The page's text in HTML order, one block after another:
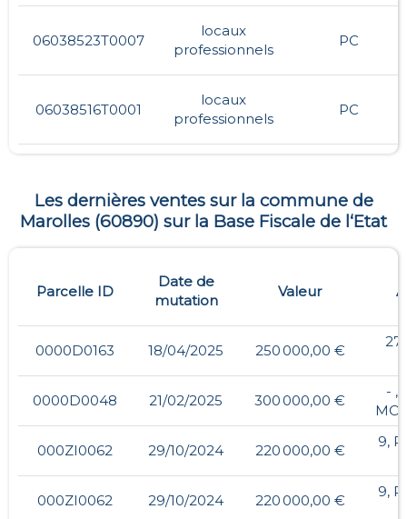
06038523T0007
locaux
professionnels
PC
06038516T0001
locaux
professionnels
PC
Les dernières ventes sur la commune de
Marolles (60890) sur la Base Fiscale de l‘Etat
Parcelle ID
Date de
mutation
Valeur
0000D0163 18/04/2025 250 000,00 €
0000D0048 21/02/2025 300 000,00 €
- ,
000ZI0062 29/10/2024 220 000,00 €
9,
000ZI0062 29/10/2024 220 000,00 €
9,